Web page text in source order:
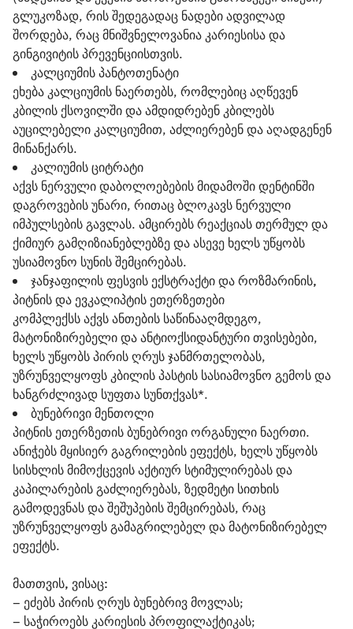
გლუკოზად, რის შედეგადაც ნადები ადვილად
შორდება, რაც მნიშვნელოვანია კარიესისა და
გინგივიტის პრევენციისთვის.
კალციუმის პანტოთენატი
ეხება კალციუმის ნაერთებს, რომლებიც აღწევენ
კბილის ქსოვილში და ამდიდრებენ კბილებს
აუცილებელი კალციუმით, აძლიერებენ და აღადგენენ
მინანქარს.
კალიუმის ციტრატი
აქვს ნერვული დაბოლოებების მიდამოში დენტინში
დაგროვების უნარი, რითაც ბლოკავს ნერვული
იმპულსების გავლას. ამცირებს რეაქციას თერმულ და
ქიმიურ გამღიზიანებლებზე და ასევე ხელს უწყობს
უსიამოვნო სუნის შემცირებას.
ჯანჯაფილის ფესვის ექსტრაქტი და როზმარინის,
პიტნის და ევკალიპტის ეთერზეთები
კომპლექსს აქვს ანთების საწინააღმდეგო,
მატონიზირებელი და ანტიოქსიდანტური თვისებები,
ხელს უწყობს პირის ღრუს ჯანმრთელობას,
უზრუნველყოფს კბილის პასტის სასიამოვნო გემოს და
ხანგრძლივად სუფთა სუნთქვას*.
ბუნებრივი მენთოლი
პიტნის ეთერზეთის ბუნებრივი ორგანული ნაერთი.
ანიჭებს მყისიერ გაგრილების ეფექტს, ხელს უწყობს
სისხლის მიმოქცევის აქტიურ სტიმულირებას და
კაპილარების გაძლიერებას, ზედმეტი სითხის
გამოდევნას და შეშუპების შემცირებას, რაც
უზრუნველყოფს გამაგრილებელ და მატონიზირებელ
ეფექტს.
მათთვის, ვისაც:
– ეძებს პირის ღრუს ბუნებრივ მოვლას;
– საჭიროებს კარიესის პროფილაქტიკას;